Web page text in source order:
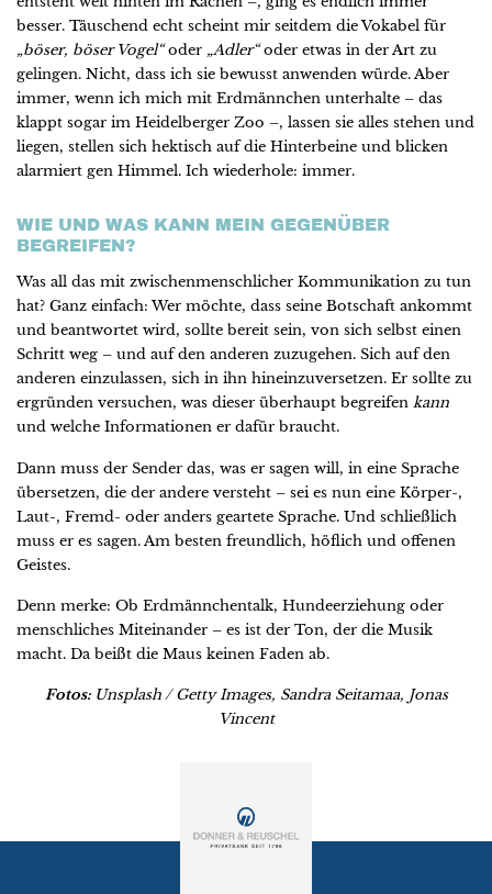
besser. Täuschend echt scheint mir seitdem die Vokabel für
„böser, böser Vogel“oder „Adler“oder etwas in der Art zu
gelingen. Nicht, dass ich sie bewusst anwenden würde. Aber
immer, wenn ich mich mit Erdmännchen unterhalte – das
klappt sogar im Heidelberger Zoo –, lassen sie alles stehen und
liegen, stellen sich hektisch auf die Hinterbeine und blicken
alarmiert gen Himmel. Ich wiederhole: immer.
WIE UND WAS KANN MEIN GEGENÜBER
BEGREIFEN?
Was all das mit zwischenmenschlicher Kommunikation zu tun
hat? Ganz einfach: Wer möchte, dass seine Botschaft ankommt
und beantwortet wird, sollte bereit sein, von sich selbst einen
Schritt weg – und auf den anderen zuzugehen. Sich auf den
anderen einzulassen, sich in ihn hineinzuversetzen. Er sollte zu
ergründen versuchen, was dieser überhaupt begreifen kann
und welche Informationen er dafür braucht.
Dann muss der Sender das, was er sagen will, in eine Sprache
übersetzen, die der andere versteht – sei es nun eine Körper-,
Laut-, Fremd- oder anders geartete Sprache. Und schließlich
muss er es sagen. Am besten freundlich, höflich und offenen
Geistes.
Denn merke: Ob Erdmännchentalk, Hundeerziehung oder
menschliches Miteinander – es ist der Ton, der die Musik
macht. Da beißt die Maus keinen Faden ab.
Fotos: Unsplash / Getty Images, Sandra Seitamaa, Jonas
Vincent